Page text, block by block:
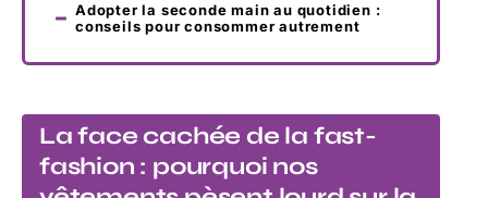
Adopter la seconde main au quotidien :
conseils pour consommer autrement
La face cachée de la fast-
fashion : pourquoi nos